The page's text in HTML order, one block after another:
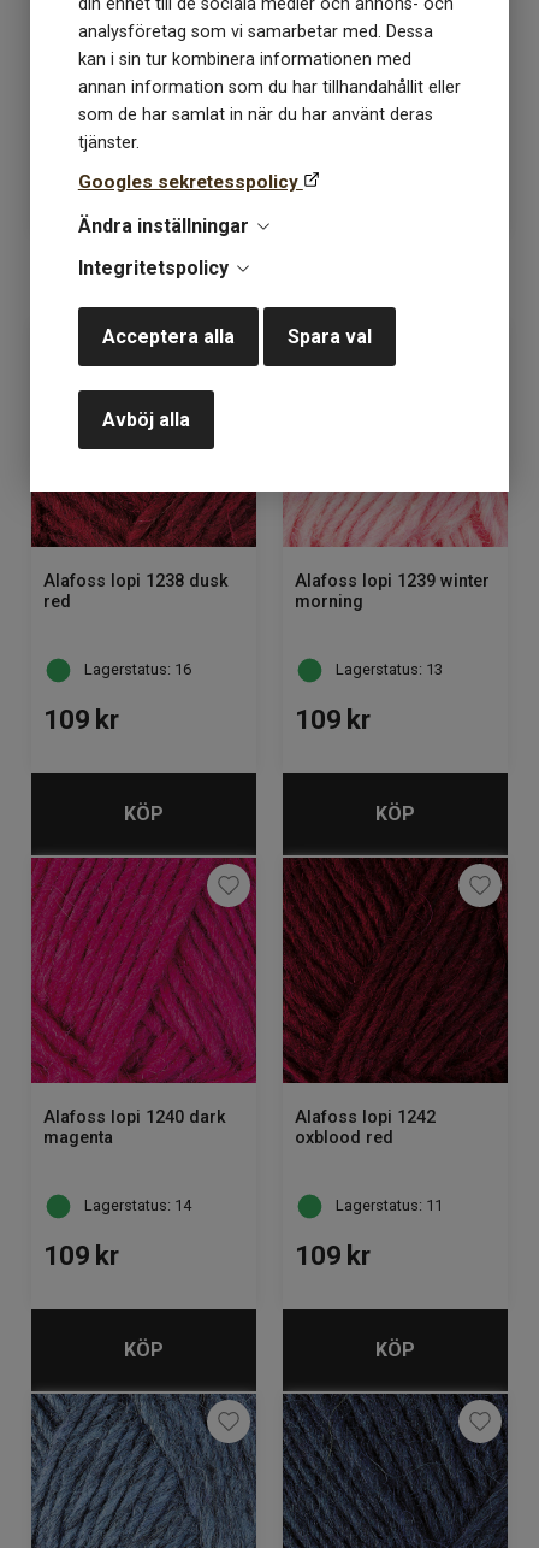
din enhet till de sociala medier och annons- och
analysföretag som vi samarbetar med. Dessa
kan i sin tur kombinera informationen med
annan information som du har tillhandahållit eller
som de har samlat in när du har använt deras
tjänster.
Googles sekretesspolicy
Ändra inställningar
Integritetspolicy
Acceptera alla Spara val
Avböj alla
Alafoss lopi 1236 bränd
orange
Lagerstatus: 15
109kr
KÖP
rödbrun
109
Alafoss lopi 1238 dusk
red
Lagerstatus: 16
109 kr
KÖP
Alafoss lopi 1239 winter
morning
Lagerstatus: 13
109 kr
KÖP
Alafoss lopi 1240 dark
magenta
Lagerstatus: 14
109 kr
KÖP
Alafoss lopi 1242
oxblood red
Lagerstatus: 11
109 kr
KÖP